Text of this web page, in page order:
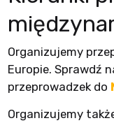
Organizujemy
Europie. Sprawdź
przeprowadzek do
Organizujemy